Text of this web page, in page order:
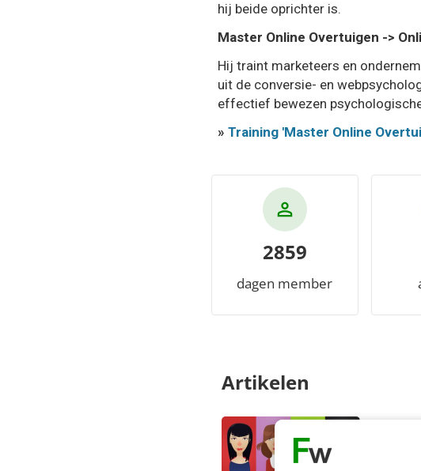
hij beide oprichter is.
Master Online Overtuigen ->
Hij traint marketeers en
uit de conversie- en
effectief bewezen
» Training 'Master Online
2859
dagen member
Artikelen